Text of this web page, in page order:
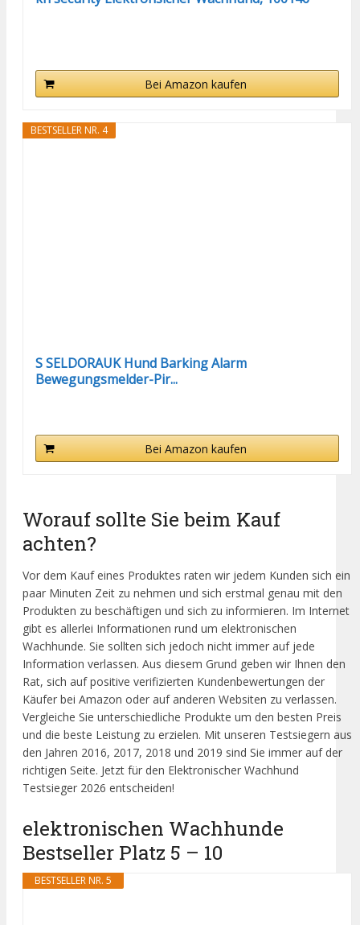
Bei Amazon kaufen
BESTSELLER NR. 4
S SELDORAUK Hund Barking Alarm
Bewegungsmelder-Pir...
Bei Amazon kaufen
Worauf sollte Sie beim Kauf
achten?
Vor dem Kauf eines Produktes raten wir jedem Kunden sich ein
paar Minuten Zeit zu nehmen und sich erstmal genau mit den
Produkten zu beschäftigen und sich zu informieren. Im Internet
gibt es allerlei Informationen rund um elektronischen
Wachhunde. Sie sollten sich jedoch nicht immer auf jede
Information verlassen. Aus diesem Grund geben wir Ihnen den
Rat, sich auf positive verifizierten Kundenbewertungen der
Käufer bei Amazon oder auf anderen Websiten zu verlassen.
Vergleiche Sie unterschiedliche Produkte um den besten Preis
und die beste Leistung zu erzielen. Mit unseren Testsiegern aus
den Jahren 2016, 2017, 2018 und 2019 sind Sie immer auf der
richtigen Seite. Jetzt für den Elektronischer Wachhund
Testsieger 2026 entscheiden!
elektronischen Wachhunde
Bestseller Platz 5 – 10
BESTSELLER NR. 5